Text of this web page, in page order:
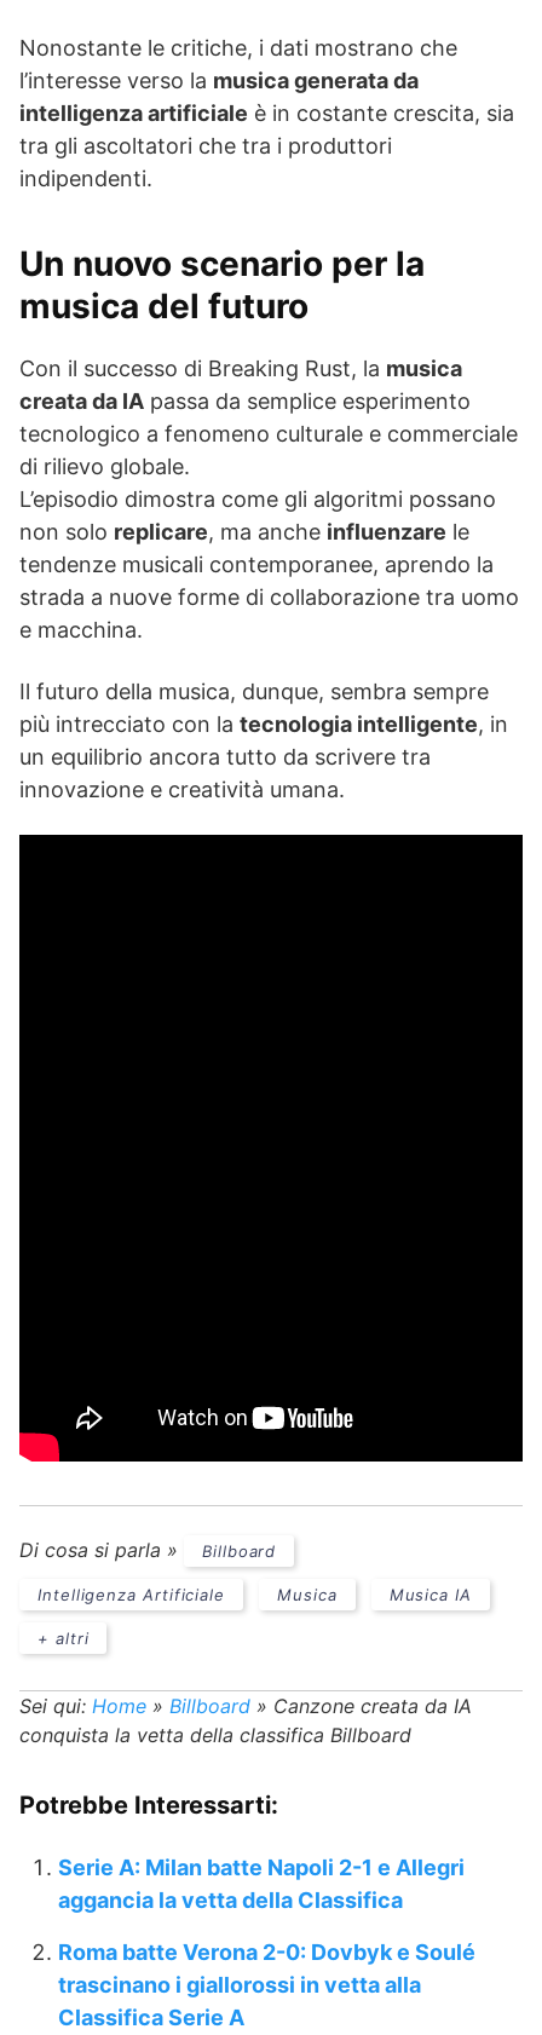
Nonostante le critiche, i dati mostrano che
l’interesse verso la musica generata da
intelligenza artificiale è in costante crescita, sia
tra gli ascoltatori che tra i produttori
indipendenti.
Un nuovo scenario per la
musica del futuro
Con il successo di Breaking Rust, la musica
creata da IA passa da semplice esperimento
tecnologico a fenomeno culturale e commerciale
di rilievo globale.
L’episodio dimostra come gli algoritmi possano
non solo replicare, ma anche influenzare le
tendenze musicali contemporanee, aprendo la
strada a nuove forme di collaborazione tra uomo
e macchina.
Il futuro della musica, dunque, sembra sempre
più intrecciato con la tecnologia intelligente, in
un equilibrio ancora tutto da scrivere tra
innovazione e creatività umana.
Di cosa si parla » Billboard
Intelligenza Artificiale Musica Musica IA
+ altri
Sei qui: Home » Billboard » Canzone creata da IA
conquista la vetta della classifica Billboard
Potrebbe Interessarti:
Serie A: Milan batte Napoli 2-1 e Allegri
aggancia la vetta della Classifica
Roma batte Verona 2-0: Dovbyk e Soulé
trascinano i giallorossi in vetta alla
Classifica Serie A